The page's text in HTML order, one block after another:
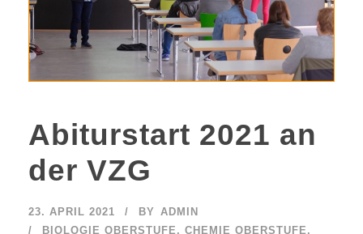
Abiturstart 2021 an
der VZG
23. APRIL 2021 BY
ADMIN
BIOLOGIE OBERSTUFE , CHEMIE OBERSTUFE ,